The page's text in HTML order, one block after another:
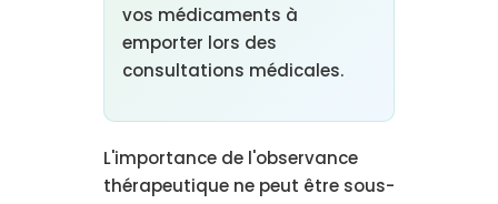
vos médicaments à
emporter lors des
consultations médicales.
L'importance de l'observance
thérapeutique ne peut être sous-